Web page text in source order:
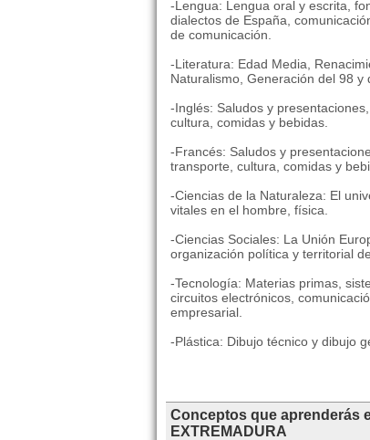
-Lengua: Lengua oral y escrita,
dialectos de España,
de comunicación.
-Literatura: Edad Media,
Naturalismo, Generación del 98 y
-Inglés: Saludos y
cultura, comidas y bebidas.
-Francés: Saludos y
transporte, cultura, comidas y
-Ciencias de la Naturaleza: El
vitales en el hombre, física.
-Ciencias Sociales: La Unión
organización política y territorial
-Tecnología: Materias primas,
circuitos electrónicos,
empresarial.
-Plástica: Dibujo técnico y dibujo
Conceptos que aprenderás
EXTREMADURA